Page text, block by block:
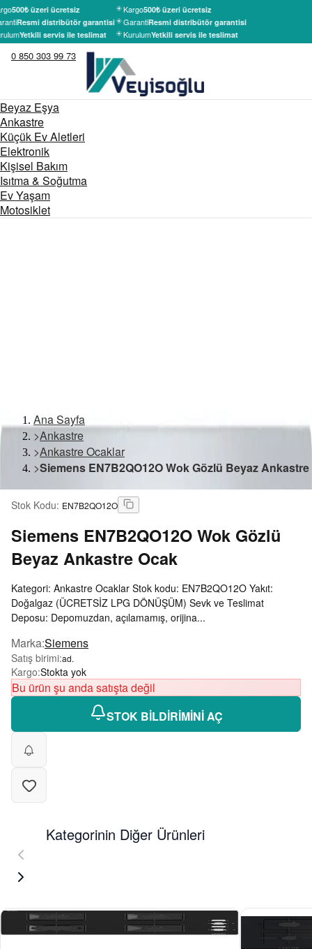
500₺ üzeri ücretsiz
Resmi distribütör garantisi
Yetkili servis ile teslimat
Kargo500₺ üzeri ücretsiz
GarantiResmi distribütör garantisi
KurulumYetkili servis ile teslimat
0 850 303 99 73
Beyaz Eşya
Ankastre
Küçük Ev Aletleri
Elektronik
Kişisel Bakım
Isıtma & Soğutma
Ev Yaşam
Motosiklet
Ana Sayfa
>Ankastre
>Ankastre Ocaklar
>Siemens EN7B2QO12O Wok Gözlü Beyaz
Stok Kodu: EN7B2QO12O
Siemens EN7B2QO12O Wok Gözlü
Beyaz Ankastre Ocak
Kategori: Ankastre Ocaklar Stok kodu: EN7B2QO12O Yakıt:
Doğalgaz (ÜCRETSİZ LPG DÖNÜŞÜM) Sevk ve Teslimat
Deposu: Depomuzdan, açılamamış, orijina...
Marka:Siemens
Satış birimi:ad.
Kargo:Stokta yok
Bu ürün şu anda satışta değil
STOK BİLDİRİMİNİ AÇ
Kategorinin Diğer Ürünleri